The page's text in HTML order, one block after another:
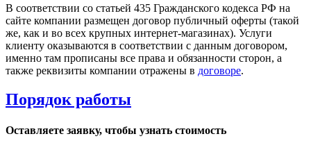
В соответствии со статьей 435 Гражданского кодекса РФ на
сайте компании размещен договор публичный оферты (такой
же, как и во всех крупных интернет-магазинах). Услуги
клиенту оказываются в соответствии с данным договором,
именно там прописаны все права и обязанности сторон, а
также реквизиты компании отражены в договоре.
Порядок работы
Оставляете заявку, чтобы узнать стоимость